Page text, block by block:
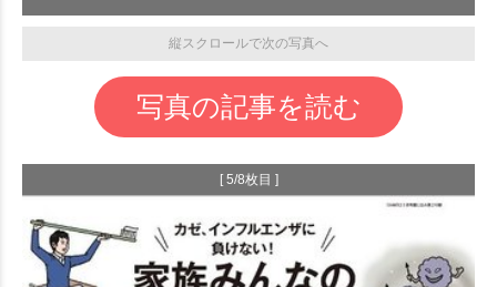
縦スクロールで次の写真へ
写真の記事を読む
[ 5/8枚目 ]